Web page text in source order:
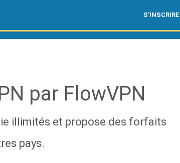
S'INSCRIRE
par FlowVPN
illimités et propose des forfaits
pays.